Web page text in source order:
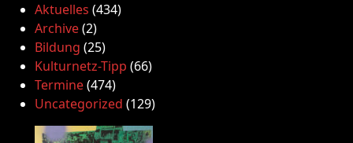
Aktuelles (434)
Archive(2)
Bildung (25)
Kulturnetz-Tipp (66)
Termine(474)
Uncategorized (129)